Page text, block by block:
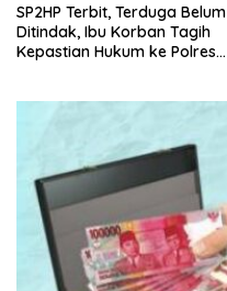
SP2HP Terbit, Terduga Belum
Ditindak, Ibu Korban Tagih
Kepastian Hukum ke Polres